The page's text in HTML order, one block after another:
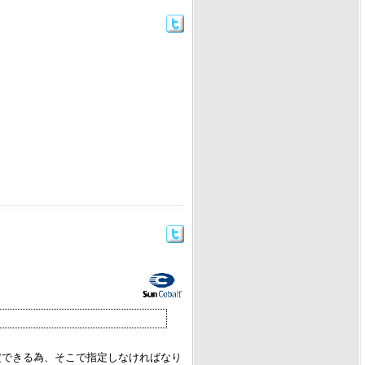
きる為、そこで指定しなければなり